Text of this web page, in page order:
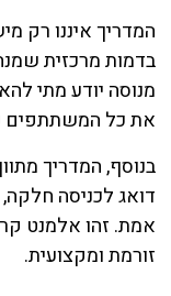
המדריך איננו רק
בדמות מרכזית
מנוסה יודע מתי
את כל המשתתפים
בנוסף, המדריך
דואג לכניסה חלקה,
אמת. זהו אלמנט
זורמת ומקצועית.